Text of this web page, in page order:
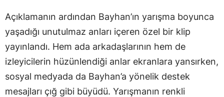
Açıklamanın ardından Bayhan’ın yarışma boyunca
yaşadığı unutulmaz anları içeren özel bir klip
yayınlandı. Hem ada arkadaşlarının hem de
izleyicilerin hüzünlendiği anlar ekranlara yansırken,
sosyal medyada da Bayhan’a yönelik destek
mesajları çığ gibi büyüdü. Yarışmanın renkli